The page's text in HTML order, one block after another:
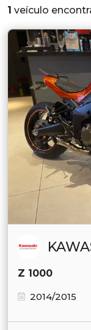
1 veículo
Z 1000
2014/2015